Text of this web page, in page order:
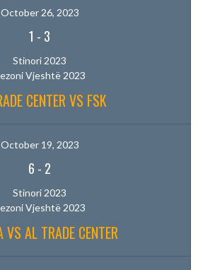
October 26, 2023
1 - 3
Stinori 2023
Vjeshtë 2023
CENTER VS FSK
October 19, 2023
6 - 2
Stinori 2023
Vjeshtë 2023
VS AL TRADE CENTER